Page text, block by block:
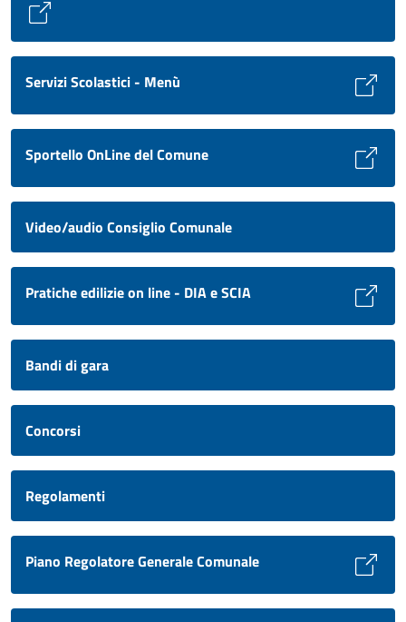
Servizi Scolastici - Menù
Sportello OnLine del Comune
Video/audio Consiglio Comunale
Pratiche edilizie on line - DIA e SCIA
Bandi di gara
Concorsi
Regolamenti
Piano Regolatore Generale Comunale